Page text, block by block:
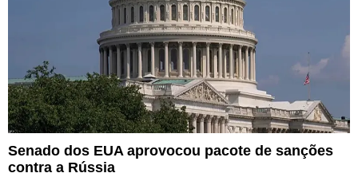
Senado dos EUA aprovocou pacote de sanções
contra a Rússia